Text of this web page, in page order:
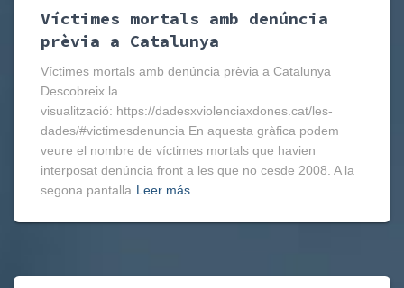
Víctimes mortals amb denúncia
prèvia a Catalunya
Víctimes mortals amb denúncia prèvia a Catalunya
Descobreix la
visualització: https://dadesxviolenciaxdones.cat/les-
dades/#victimesdenuncia En aquesta gràfica podem
veure el nombre de víctimes mortals que havien
interposat denúncia front a les que no cesde 2008. A la
segona pantalla Leer más